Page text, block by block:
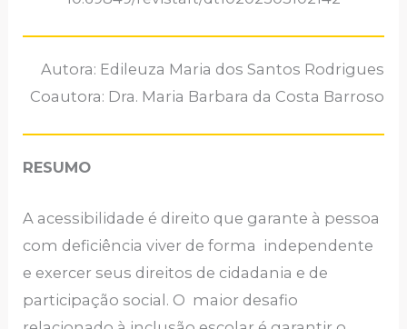
Autora: Edileuza Maria dos Santos Rodrigues
Coautora: Dra. Maria Barbara da Costa Barroso
RESUMO
A acessibilidade é direito que garante à pessoa
com deficiência viver de forma independente
e exercer seus direitos de cidadania e de
participação social. O maior desafio